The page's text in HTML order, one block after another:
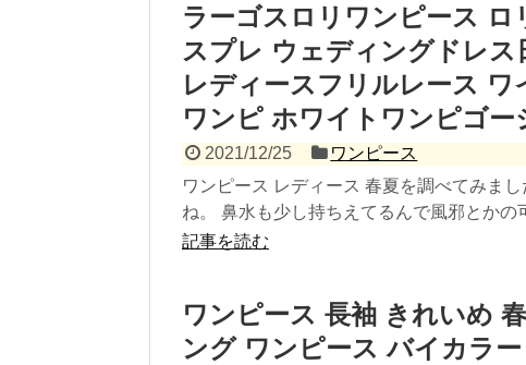
ラーゴスロリワンピース
スプレ ウェディングドレ
レディースフリルレース ワ
ワンピ ホワイトワンピゴ
2021/12/25
ワンピース
ワンピース レディース 春夏を調べてみま
ね。 鼻水も少し持ちえてるんで風邪とかの
記事を読む
ワンピース 長袖 きれいめ
ング ワンピース バイカラ